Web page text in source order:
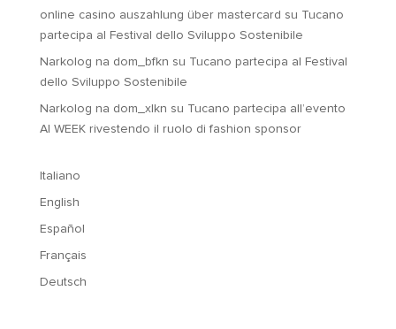
online casino auszahlung über mastercard su Tucano
partecipa al Festival dello Sviluppo Sostenibile
Narkolog na dom_bfkn su Tucano partecipa al Festival
dello Sviluppo Sostenibile
Narkolog na dom_xlkn su Tucano partecipa all’evento
AI WEEK rivestendo il ruolo di fashion sponsor
Italiano
English
Español
Français
Deutsch